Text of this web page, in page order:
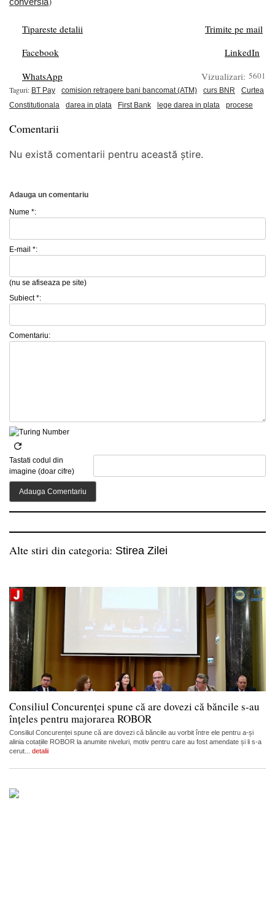
Tipareste detalii
Trimite pe mail
Facebook
LinkedIn
WhatsApp
Vizualizari: 5601
Taguri: BT Pay comision retragere bani bancomat (ATM) curs BNR
Curtea
Constitutionala
darea in plata First Bank lege darea in plata procese
Comentarii
Nu există comentarii pentru această știre.
Adauga un comentariu
Nume *:
E-mail *:
(nu se afiseaza pe site)
Subiect *:
Comentariu:
Tastati codul din
imagine (doar cifre)
Alte stiri din categoria: Stirea Zilei
Consiliul Concurenței spune că are dovezi că băncile s-au
înțeles pentru majorarea ROBOR
Consiliul Concurenței spune că are dovezi că băncile au vorbit între ele pentru a-și
alinia cotațiile ROBOR la anumite niveluri, motiv pentru care au fost amendate și li s-a
cerut... detalii